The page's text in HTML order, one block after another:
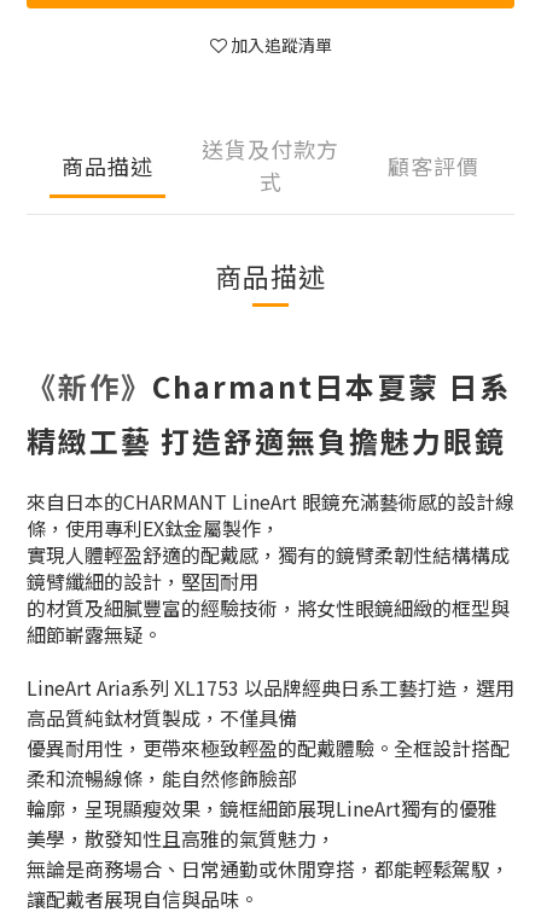
加入追蹤清單
商品描述
送貨及付款方
式
顧客評價
商品描述
《新作》 Charmant日本夏蒙 日系
精緻工藝 打造舒適無負擔魅力眼鏡
來自日本的CHARMANT LineArt 眼鏡充滿藝術感的設計線
條，使用專利EX鈦金屬製作，
實現人體輕盈舒適的配戴感，獨有的鏡臂柔韌性結構構成
鏡臂纖細的設計，堅固耐用
的材質及細膩豐富的經驗技術，將女性眼鏡細緻的框型與
細節嶄露無疑。
LineArt Aria系列 XL1753 以品牌經典日系工藝打造，選用
高品質純鈦材質製成，不僅具備
優異耐用性， 更帶來極致輕盈的配戴體驗。全框設計搭配
柔和流暢線條，能自然修飾臉部
輪廓，呈現顯瘦效果，鏡框細節展現LineArt獨有的優雅
美學，散發知性且高雅的氣質魅力，
無論是商務場合、日常通勤或休閒穿搭， 都能輕鬆駕馭，
讓配戴者展現自信與品味。